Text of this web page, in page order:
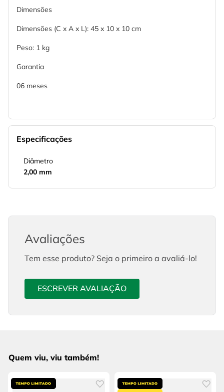
Dimensões
Dimensões (C x A x L): 45 x 10 x 10 cm
Peso: 1 kg
Garantia
06 meses
Especificações
Diâmetro
2,00 mm
Avaliações
Tem esse produto? Seja o primeiro a avaliá-lo!
ESCREVER AVALIAÇÃO
Quem viu, viu também!